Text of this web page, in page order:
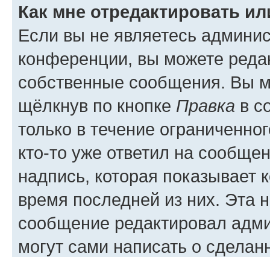
Как мне отредактировать
Если вы не являетесь
конференции, вы можете
собственные сообщения. Вы
щёлкнув по кнопке Правка в
только в течение
кто-то уже ответил на
надпись, которая показывает
время последней из них. Эта
сообщение редактировал
могут сами написать о